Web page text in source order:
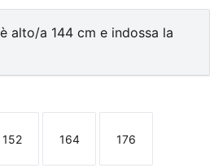
alto/a 144 cm e indossa la
Taglia
152
Taglia
164
Taglia
176